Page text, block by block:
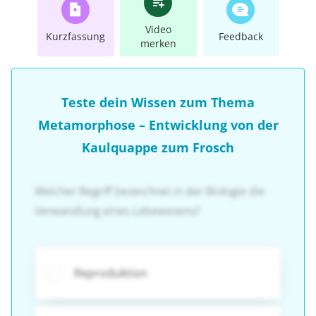
Kurzfassung
Video
merken
Feedback
Teste dein Wissen zum Thema
Metamorphose – Entwicklung von der
Kaulquappe zum Frosch
Welcher Begriff bezeichnet in der Biologie die
Verwandlung eines Lebewesens?
Reproduktion